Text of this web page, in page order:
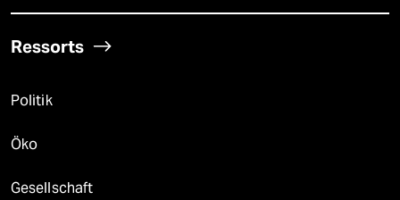
Ressorts
Politik
Öko
Gesellschaft